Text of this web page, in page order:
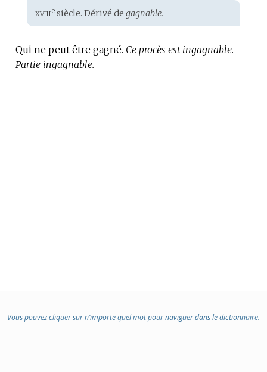
Étymologie
:
xviiiesiècle. Dérivé de gagnable.
Qui ne peut être gagné. Ce procès est ingagnable.
Partie ingagnable.
Vous pouvez cliquer sur n’importe quel mot pour naviguer dans le dictionnaire.